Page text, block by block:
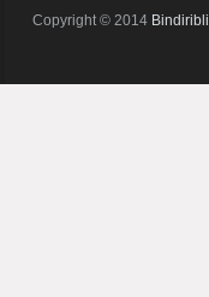
Copyright © 2014 Bindiribli